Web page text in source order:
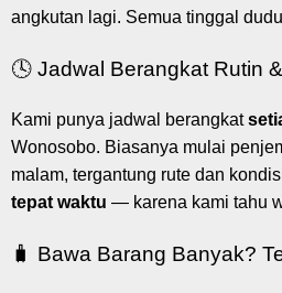
angkutan lagi. Semua tinggal
🕓 Jadwal Berangkat Rutin
Kami punya jadwal berangkat
Wonosobo. Biasanya mulai
malam, tergantung rute dan
tepat waktu — karena kami tahu
🧳 Bawa Barang Banyak?